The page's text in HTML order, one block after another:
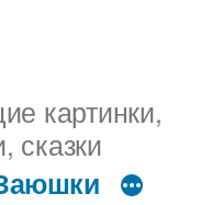
картинки,
сказки